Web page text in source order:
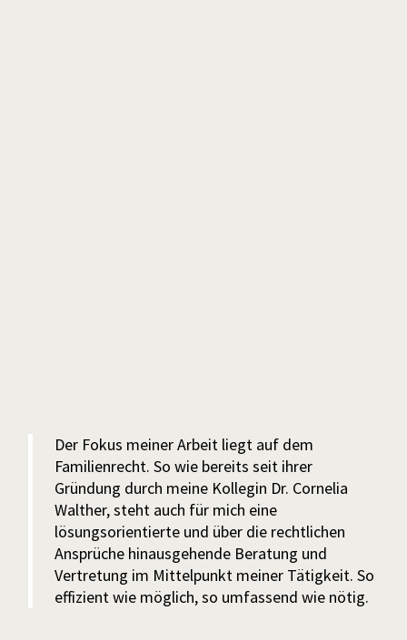
Der Fokus meiner Arbeit liegt auf dem
Familienrecht. So wie bereits seit ihrer
Gründung durch meine Kollegin Dr. Cornelia
Walther, steht auch für mich eine
lösungsorientierte und über die rechtlichen
Ansprüche hinausgehende Beratung und
Vertretung im Mittelpunkt meiner Tätigkeit. So
effizient wie möglich, so umfassend wie nötig.